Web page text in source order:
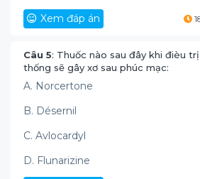
Xem đáp án
Câu 5: Thuốc nào sau đây khi đièu
thống sẽ gây xơ sau phúc mạc:
A. Norcertone
B. Désernil
C. Avlocardyl
D. Flunarizine